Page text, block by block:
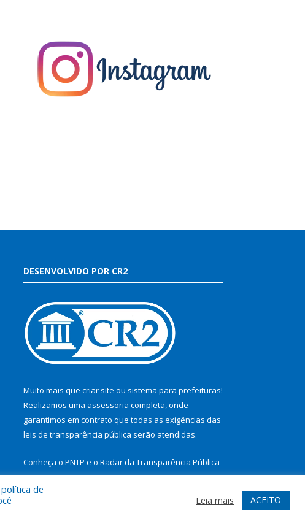
DESENVOLVIDO POR CR2
Muito mais que criar site ou sistema para prefeituras!
Realizamos uma assessoria completa, onde
garantimos em contrato que todas as exigências das
leis de transparência pública serão atendidas.
Conheça o PNTP e o Radar da Transparência Pública
de
Leia mais ACEITO